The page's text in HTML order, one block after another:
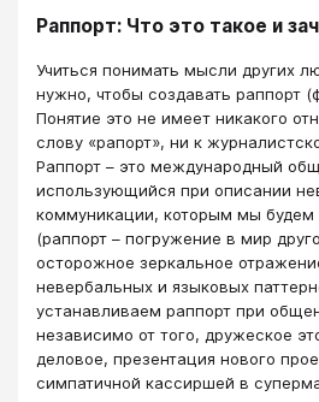
Раппорт: Что это такое и
Учиться понимать мысли других
нужно, чтобы создавать раппорт
Понятие это не имеет никакого
слову «рапорт», ни к
Раппорт – это международный
использующийся при описании
коммуникации, которым мы будем
(раппорт – погружение в мир
осторожное зеркальное
невербальных и языковых
устанавливаем раппорт при
независимо от того, дружеское
деловое, презентация нового
симпатичной кассиршей в